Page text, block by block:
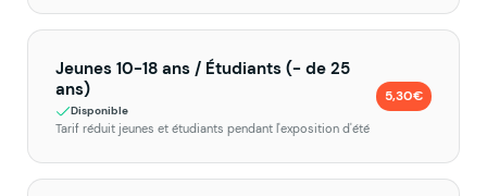
Jeunes 10-18 ans / Étudiants (- de 25
ans)
Disponible
Tarif réduit jeunes et étudiants pendant l'exposition d'été
5,30€